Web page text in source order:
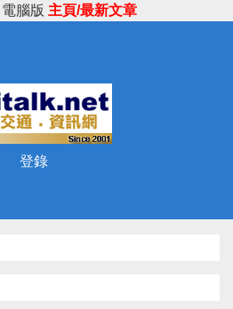
電腦版 主頁/最新文章
登錄